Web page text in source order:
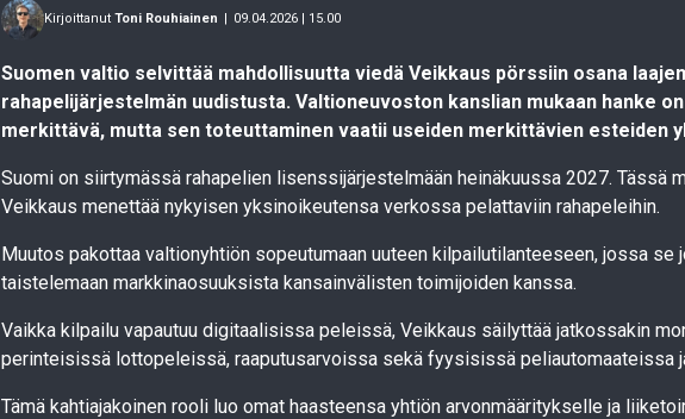
Kirjoittanut Toni Rouhiainen | 09.04.2026 | 15.00
Suomen valtio selvittää mahdollisuutta viedä Veikkaus pörssiin osana
rahapelijärjestelmän uudistusta. Valtioneuvoston kanslian mukaan hanke
merkittävä, mutta sen toteuttaminen vaatii useiden merkittävien esteiden
Suomi on siirtymässä rahapelien lisenssijärjestelmään heinäkuussa 2027. Tässä
Veikkaus menettää nykyisen yksinoikeutensa verkossa pelattaviin rahapeleihin.
Muutos pakottaa valtionyhtiön sopeutumaan uuteen kilpailutilanteeseen, jossa se
taistelemaan markkinaosuuksista kansainvälisten toimijoiden kanssa.
Vaikka kilpailu vapautuu digitaalisissa peleissä, Veikkaus säilyttää jatkossakin
perinteisissä lottopeleissä, raaputusarvoissa sekä fyysisissä peliautomaateissa
Tämä kahtiajakoinen rooli luo omat haasteensa yhtiön arvonmääritykselle ja